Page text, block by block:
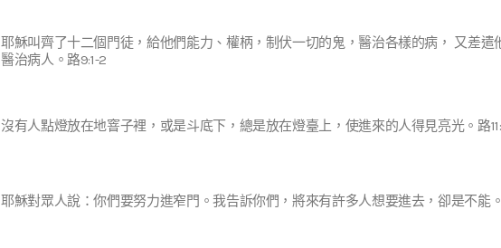
耶穌叫齊了十二個門徒，給他們能力、權柄，制伏一切的鬼，醫治各樣的病， 又差遣
醫治病人。路9:1-2
沒有人點燈放在地窨子裡，或是斗底下，總是放在燈臺上，使進來的人得見亮光。路
耶穌對眾人說：你們要努力進窄門。我告訴你們，將來有許多人想要進去，卻是不能